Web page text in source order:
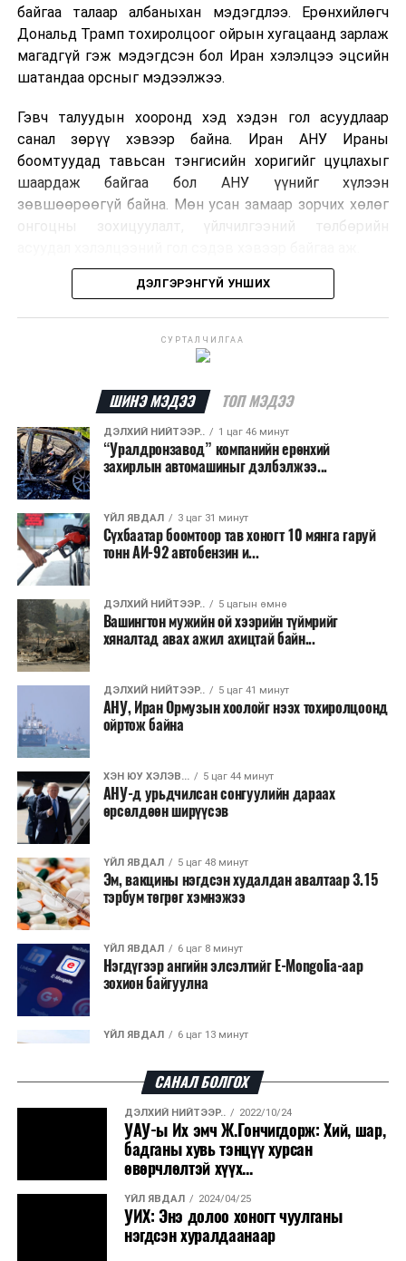
байгаа талаар албаныхан мэдэгдлээ. Ерөнхийлөгч
Дональд Трамп тохиролцоог ойрын хугацаанд зарлаж
магадгүй гэж мэдэгдсэн бол Иран хэлэлцээ эцсийн
шатандаа орсныг мэдээлжээ.
Гэвч талуудын хооронд хэд хэдэн гол асуудлаар
санал зөрүү хэвээр байна. Иран АНУ Ираны
боомтуудад тавьсан тэнгисийн хоригийг цуцлахыг
шаардаж байгаа бол АНУ үүнийг хүлээн
зөвшөөрөөгүй байна. Мөн усан замаар зорчих хөлөг
онгоцны зохицуулалт, үйлчилгээний төлбөрийн
Хэлэлцээрийн төсөлд Персийн булан руу нэвтрэх
тусгагдсан талаар мэдээлжээ. Харин үйлчилгээний
сууринд хүрээгүй байна.
Ормузын хоолой дахин нээгдсэнээр дэлхийн газрын
тосны нийлүүлэлт хэвийн болж, эрчим хүчний зах
зээлд үүсээд буй дарамт буурах боломжтой гэж
шинжээчид үзэж байна. Гэвч бүс нутгийн аюулгүй
байдлын нөхцөл байдал тогтворжоогүй бөгөөд
хэлэлцээр эцэслэн батлагдах хүртэл тодорхойгүй
байдал үргэлжилсээр байгаа юм.
ДЭЛГЭРЭНГҮЙ УНШИХ
СУРТАЛЧИЛГАА
ШИНЭ МЭДЭЭ ТОП МЭДЭЭ
ДЭЛХИЙ НИЙТЭЭР.. 1 цаг 46 минут
“Уралдронзавод” компанийн ерөнхий
захирлын автомашиныг дэлбэлжээ...
ҮЙЛ ЯВДАЛ 3 цаг 31 минут
Сүхбаатар боомтоор тав хоногт 10 мянга гаруй
тонн АИ-92 автобензин и...
ДЭЛХИЙ НИЙТЭЭР.. 5 цагын өмнө
Вашингтон мужийн ой хээрийн түймрийг
хяналтад авах ажил ахицтай байн...
ДЭЛХИЙ НИЙТЭЭР.. 5 цаг 41 минут
АНУ, Иран Ормузын хоолойг нээх тохиролцоонд
ойртож байна
ХЭН ЮУ ХЭЛЭВ... 5 цаг 44 минут
АНУ-д урьдчилсан сонгуулийн дараах
өрсөлдөөн ширүүсэв
ҮЙЛ ЯВДАЛ 5 цаг 48 минут
Эм, вакцины нэгдсэн худалдан авалтаар 3.15
тэрбум төгрөг хэмнэжээ
ҮЙЛ ЯВДАЛ 6 цаг 8 минут
Нэгдүгээр ангийн элсэлтийг E-Mongolia-аар
зохион байгуулна
ҮЙЛ ЯВДАЛ 6 цаг 13 минут
талаас илүү хувь нь 13-аас...
ҮЙЛ ЯВДАЛ 6 цаг 18 минут
Засгийн газар энэ оныг дуустал санхүүгийн
хэмнэлтийн горимд шилжинэ
ХЭН ЮУ ХЭЛЭВ... 6 цаг 45 минут
Шатахууны импортын гаалийн албан татварыг
2027 оны хоёрдугаар сарын ...
САНАЛ БОЛГОХ
ДЭЛХИЙ НИЙТЭЭР.. 2022/10/24
УАУ-ы Их эмч Ж.Гончигдорж: Хий, шар,
бадганы хувь тэнцүү хурсан
өвөрчлөлтэй хүүх...
ҮЙЛ ЯВДАЛ 2024/04/25
УИХ: Энэ долоо хоногт чуулганы
нэгдсэн хуралдаанаар